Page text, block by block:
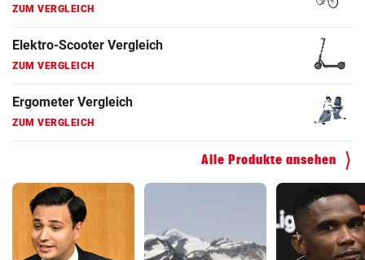
ZUM VERGLEICH
Ergometer Vergleich
ZUM VERGLEICH
Fahrrad Test
ZUM VERGLEICH
ZUM VERGLEICH
Faszienrolle Vergleich
ZUM VERGLEICH
Alle Produkte ansehen